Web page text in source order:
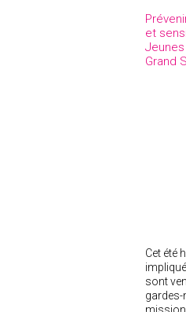
et
Grand
Cet été
sont
gardes-